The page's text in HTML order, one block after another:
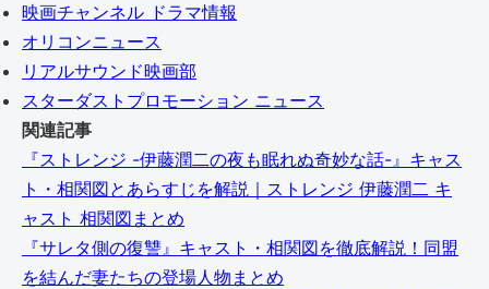
映画チャンネル ドラマ情報
オリコンニュース
リアルサウンド映画部
スターダストプロモーション ニュース
関連記事
『ストレンジ -伊藤潤二の夜も眠れぬ奇妙な話-』キャス
ト・相関図とあらすじを解説｜ストレンジ 伊藤潤二 キ
ャスト 相関図まとめ
『サレタ側の復讐』キャスト・相関図を徹底解説！同盟
を結んだ妻たちの登場人物まとめ